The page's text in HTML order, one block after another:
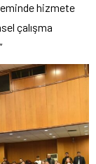
hizmete
çalışma